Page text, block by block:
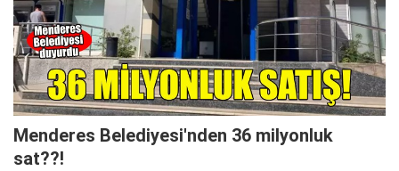
Menderes Belediyesi'nden 36 milyonluk
sat??!